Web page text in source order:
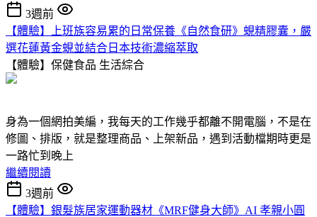
3週前
【體驗】上班族容易累的日常保養《自然食研》蜆精膠囊，嚴
選花蓮黃金蜆並結合日本技術濃縮萃取
【體驗】保健食品 生活綜合
身為一個網拍美編，我每天的工作幾乎都離不開電腦，不是在
修圖、排版，就是整理商品、上架新品，遇到活動檔期時更是
一路忙到晚上
繼續閱讀
3週前
【體驗】銀髮族居家運動器材《MRF健身大師》AI 孝親小圓